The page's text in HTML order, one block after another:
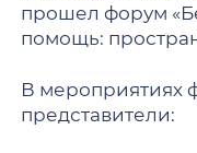
прошел форум
помощь:
В мероприятиях
представители: